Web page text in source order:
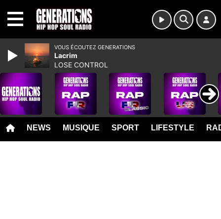
NEWS MUSIQUE SPORT LIFESTYLE
VOUS ÉCOUTEZ GENERATIONS
Lacrim
LOSE CONTROL